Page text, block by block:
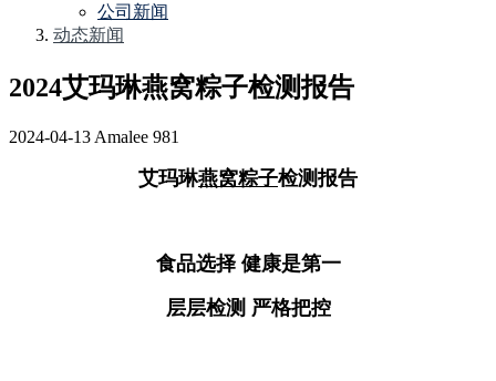
公司新闻
动态新闻
2024艾玛琳燕窝粽子检测报告
2024-04-13 Amalee 981
艾玛琳燕窝粽子检测报告
食品选择 健康是第一
层层检测 严格把控